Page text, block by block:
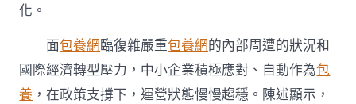
專
包
養
網
預
化。
面包養網臨復雜嚴重包養網的內部周遭的狀況和
國際經濟轉型壓力，中小企業積極應對、自動作為包
養 ，在政策支撐下，運營狀態慢慢趨穩。陳述顯示，